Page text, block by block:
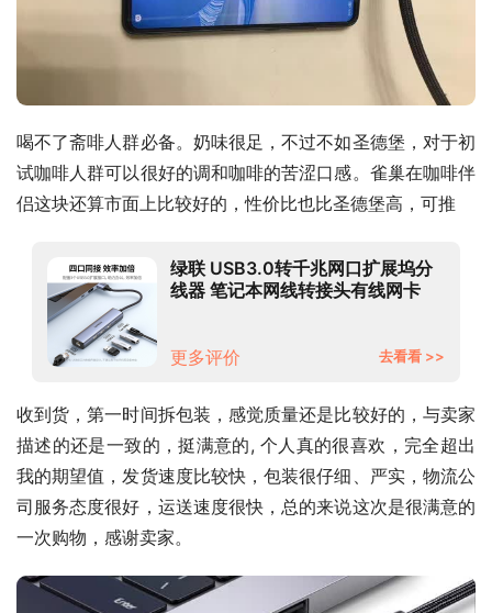
喝不了斋啡人群必备。奶味很足，不过不如圣德堡，对于初
试咖啡人群可以很好的调和咖啡的苦涩口感。雀巢在咖啡伴
侣这块还算市面上比较好的，性价比也比圣德堡高，可推
绿联 USB3.0转千兆网口扩展坞分
线器 笔记本网线转接头有线网卡
更多评价
去看看 >>
收到货，第一时间拆包装，感觉质量还是比较好的，与卖家
描述的还是一致的，挺满意的, 个人真的很喜欢，完全超出
我的期望值，发货速度比较快，包装很仔细、严实，物流公
司服务态度很好，运送速度很快，总的来说这次是很满意的
一次购物，感谢卖家。